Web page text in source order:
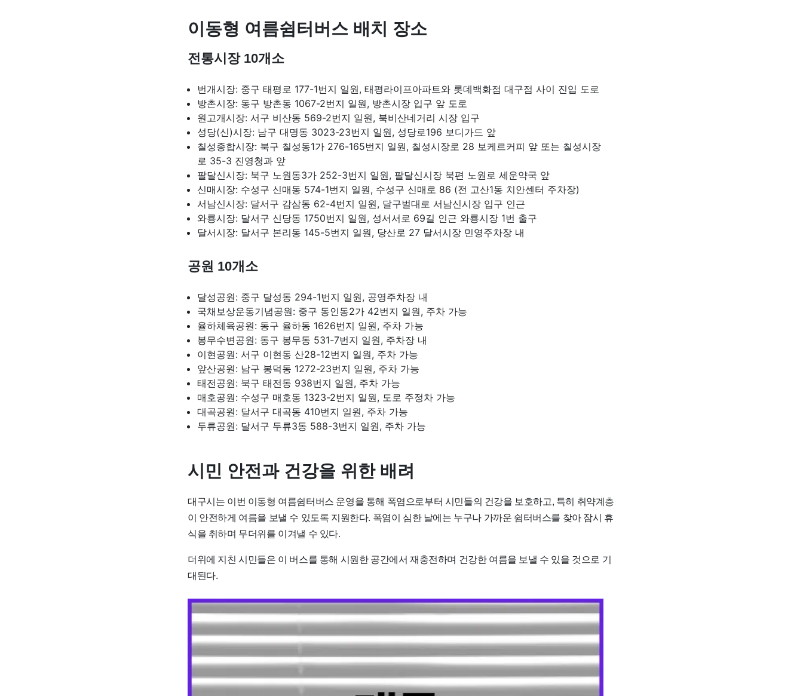
이동형 여름쉼터버스 배치 장소
전통시장 10개소
번개시장: 중구 태평로 177-1번지 일원, 태평라이프아파트와 롯데백화점 대구점 사이 진입 도로
방촌시장: 동구 방촌동 1067-2번지 일원, 방촌시장 입구 앞 도로
원고개시장: 서구 비산동 569-2번지 일원, 북비산네거리 시장 입구
성당(신)시장: 남구 대명동 3023-23번지 일원, 성당로196 보디가드 앞
칠성종합시장: 북구 칠성동1가 276-165번지 일원, 칠성시장로 28 보케르커피 앞 또는 칠성시장
로 35-3 진영청과 앞
팔달신시장: 북구 노원동3가 252-3번지 일원, 팔달신시장 북편 노원로 세운약국 앞
신매시장: 수성구 신매동 574-1번지 일원, 수성구 신매로 86 (전 고산1동 치안센터 주차장)
서남신시장: 달서구 감삼동 62-4번지 일원, 달구벌대로 서남신시장 입구 인근
와룡시장: 달서구 신당동 1750번지 일원, 성서서로 69길 인근 와룡시장 1번 출구
달서시장: 달서구 본리동 145-5번지 일원, 당산로 27 달서시장 민영주차장 내
공원 10개소
달성공원: 중구 달성동 294-1번지 일원, 공영주차장 내
국채보상운동기념공원: 중구 동인동2가 42번지 일원, 주차 가능
율하체육공원: 동구 율하동 1626번지 일원, 주차 가능
봉무수변공원: 동구 봉무동 531-7번지 일원, 주차장 내
이현공원: 서구 이현동 산28-12번지 일원, 주차 가능
앞산공원: 남구 봉덕동 1272-23번지 일원, 주차 가능
태전공원: 북구 태전동 938번지 일원, 주차 가능
매호공원: 수성구 매호동 1323-2번지 일원, 도로 주정차 가능
대곡공원: 달서구 대곡동 410번지 일원, 주차 가능
두류공원: 달서구 두류3동 588-3번지 일원, 주차 가능
시민 안전과 건강을 위한 배려
대구시는 이번 이동형 여름쉼터버스 운영을 통해 폭염으로부터 시민들의 건강을 보호하고, 특히 취약계층
이 안전하게 여름을 보낼 수 있도록 지원한다. 폭염이 심한 날에는 누구나 가까운 쉼터버스를 찾아 잠시 휴
식을 취하며 무더위를 이겨낼 수 있다.
더위에 지친 시민들은 이 버스를 통해 시원한 공간에서 재충전하며 건강한 여름을 보낼 수 있을 것으로 기
대된다.